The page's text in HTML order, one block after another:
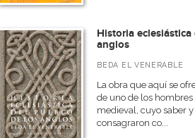
Historia
anglos
BEDA EL VENERABLE
La obra que aquí se
de uno de los
medieval, cuyo saber
consagraron co...